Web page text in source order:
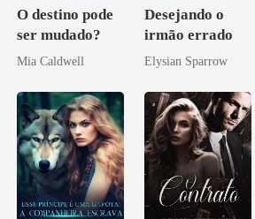
O destino pode
ser mudado?
Mia Caldwell
Desejando o
irmão errado
Elysian Sparrow